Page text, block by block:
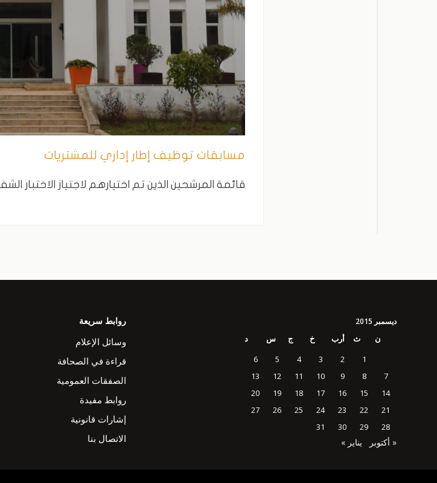
مسابقات توظيف إطار إداري للمشتريات
قائمة المرشحين الذين تم اختيارهم لاجتياز الاختبار
روابط سريعة
وسائل الإعلام
قراءة في الصحافة
الصفقات العمومية
روابط مفيدة
إشارات قانونية
الاتصال بنا
ديسمبر 2015
ن ث أرب خ ج س
د
1
2
3
4
5
6
7
8
9
10
11
12
13
14
15
16
17
18
19
20
21
22
23
24
25
26
27
28
29
30
31
« أكتوبر يناير »